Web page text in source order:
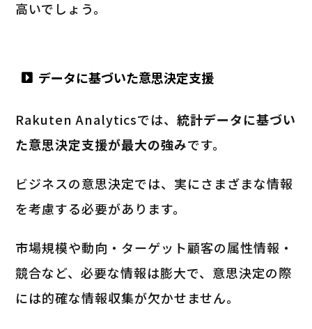
高いでしょう。
データに基づいた意思決定支援
Rakuten Analyticsでは、統計データに基づい
た意思決定支援が最大の強みです。
ビジネスの意思決定では、実にさまざまな情報
を考慮する必要があります。
市場規模や動向・ターゲット顧客の属性情報・
競合など、必要な情報は膨大で、意思決定の際
には的確な情報収集が欠かせません。